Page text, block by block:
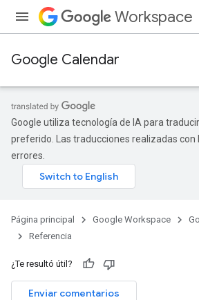
Workspace
Google Calendar
Google utiliza tecnología de IA para
preferido. Las traducciones realizadas con
errores.
Página principal Google Workspace
Referencia
¿Te resultó útil?
Enviar comentarios